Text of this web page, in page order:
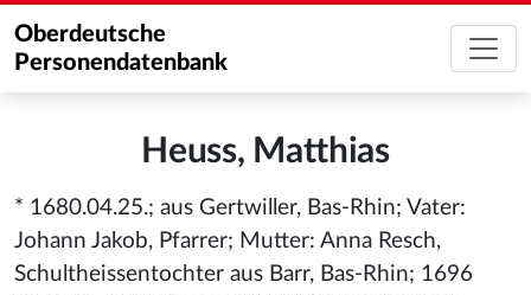
Oberdeutsche
Personendatenbank
Heuss, Matthias
* 1680.04.25.; aus Gertwiller, Bas-Rhin; Vater:
Johann Jakob, Pfarrer; Mutter: Anna Resch,
Schultheissentochter aus Barr, Bas-Rhin; 1696